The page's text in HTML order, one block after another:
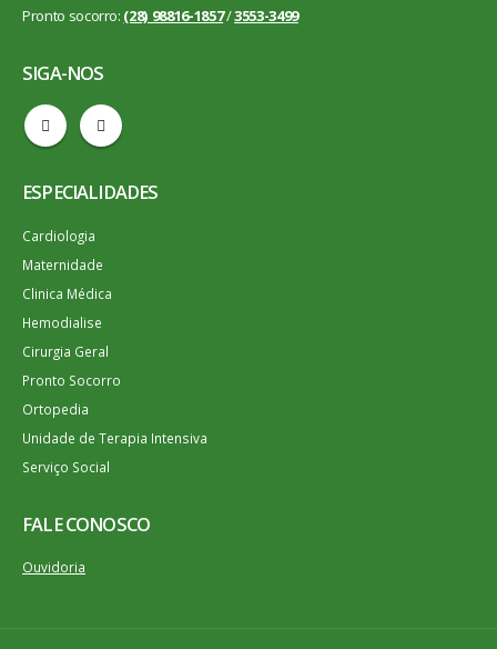
Pronto socorro: (28) 98816-1857/3553-3499
SIGA-NOS
ESPECIALIDADES
Cardiologia
Maternidade
Clinica Médica
Hemodialise
Cirurgia Geral
Pronto Socorro
Ortopedia
Unidade de Terapia Intensiva
Serviço Social
FALE CONOSCO
Ouvidoria